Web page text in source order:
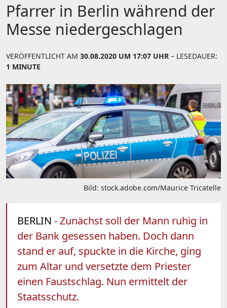
Pfarrer in Berlin während der
Messe niedergeschlagen
VERÖFFENTLICHT AM 30.08.2020 UM 17:07 UHR – LESEDAUER:
1 MINUTE
Bild: stock.adobe.com/Maurice Tricatelle
BERLIN - Zunächst soll der Mann ruhig in
der Bank gesessen haben. Doch dann
stand er auf, spuckte in die Kirche, ging
zum Altar und versetzte dem Priester
einen Faustschlag. Nun ermittelt der
Staatsschutz.